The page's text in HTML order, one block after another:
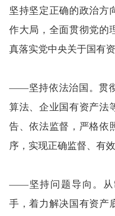
坚持坚定正确的政治方
作大局，全面贯彻党的
真落实党中央关于国有
——坚持依法治国。贯
算法、企业国有资产法
告、依法监督，严格依
序，实现正确监督、有效
——坚持问题导向。从
手，着力解决国有资产